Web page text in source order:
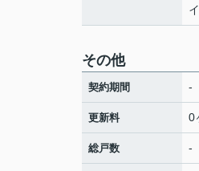
その他
契約期間 -
更新料 0
総戸数 -